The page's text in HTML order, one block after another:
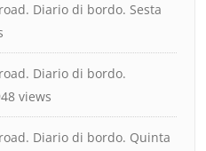
Diario di bordo. Sesta
Diario di bordo.
views
Diario di bordo. Quinta